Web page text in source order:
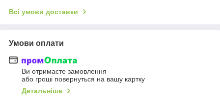
Всі умови доставки
Умови оплати
Ви отримаєте замовлення
або гроші повернуться на вашу картку
Детальніше